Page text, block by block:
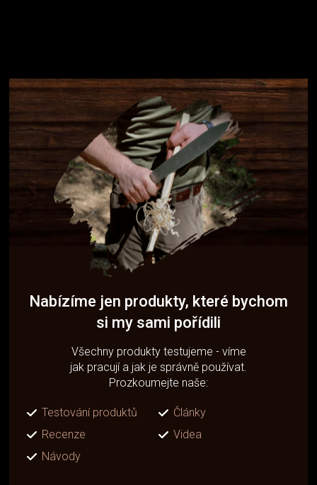
Nabízíme jen produkty, které bychom
si my sami pořídili
Všechny produkty testujeme - víme
jak pracují a jak je správně používat.
Prozkoumejte naše:
Testování produktů
Články
Recenze
Videa
Návody